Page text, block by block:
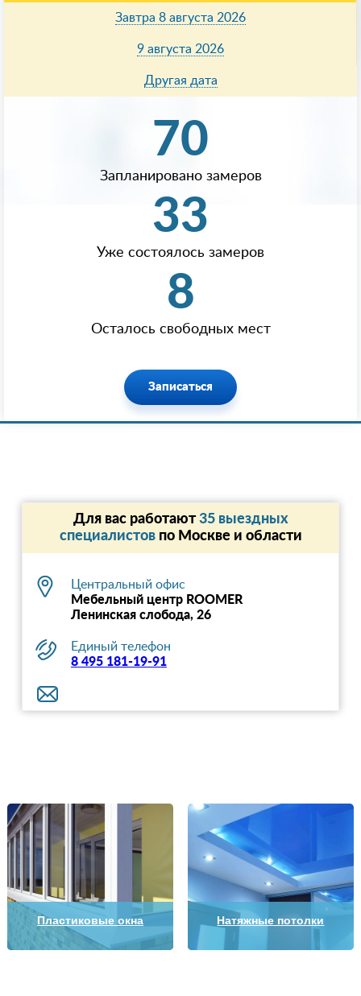
Завтра 8 августа 2026
9 августа 2026
Другая дата
70
Запланировано замеров
33
Уже состоялось замеров
8
Осталось свободных мест
Записаться
Для вас работают35 выездных
специалистовпо Москве и области
Центральный офис
Мебельный центр ROOMER
Ленинская слобода, 26
Единый телефон
8 495 181-19-91
Пластиковые окна Натяжные потолки